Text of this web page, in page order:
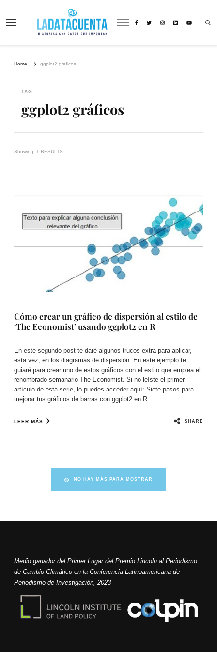
La Data Cuenta es una plataforma
Home ggplot2 gráficos
TAG:
ggplot2 gráficos
Showing: 1 RESULTS
Cómo crear un gráfico de dispersión al estilo de
‘The Economist’ usando ggplot2 en R
En este segundo post te daré algunos trucos extra para aplicar,
esta vez, en los diagramas de dispersión. En este ejemplo te
guiaré para crear uno de estos gráficos con el estilo que emplea el
renombrado semanario The Economist. Si no leíste el primer
artículo de esta serie, lo puedes acceder aquí: Siete pasos para
mejorar tus gráficos de barras con ggplot2 en R
LEER MÁS SHARE
NO HAY MÁS PARA MOSTRAR
Medio ganador del Primer Lugar del Premio Lincoln al Periodismo
de Cambio Climático en la Conferencia Latinoamericana de
Periodismo de Investigación, 2023